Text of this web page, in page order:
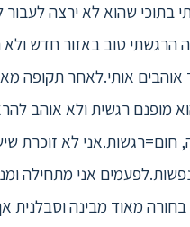
בתוכי שהוא לא ירצה
הרגשתי טוב באזור חדש
אוהבים אותי.לאחר תקופה
מופנם רגשית ולא אוהב
לא זוכרת
שמחבר בין 2 הנפשות.לפעמים
בחורה מאוד מבינה וסבלנית